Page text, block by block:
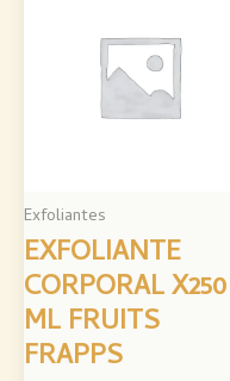
Exfoliantes
EXFOLIANTE
CORPORAL X250
ML FRUITS
FRAPPS